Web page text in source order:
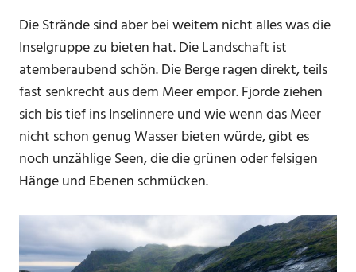
Die Strände sind aber bei weitem nicht alles was die
Inselgruppe zu bieten hat. Die Landschaft ist
atemberaubend schön. Die Berge ragen direkt, teils
fast senkrecht aus dem Meer empor. Fjorde ziehen
sich bis tief ins Inselinnere und wie wenn das Meer
nicht schon genug Wasser bieten würde, gibt es
noch unzählige Seen, die die grünen oder felsigen
Hänge und Ebenen schmücken.